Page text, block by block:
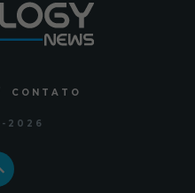
CONTATO
-2026